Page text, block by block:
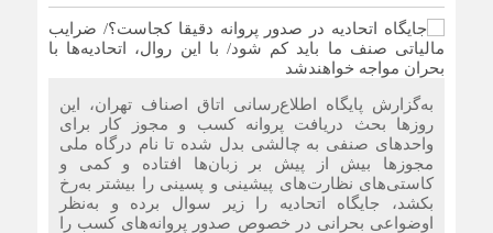
به‌گزارش پایگاه اطلاع‌رسانی اتاق اصناف تهران، این
روزها بحث دریافت پروانه کسب و مجوز کار برای
واحدهای صنفی به چالشی بدل شده تا نام درگاه ملی
مجوزها بیش از پیش بر زبان‌ها افتاده و کمی و
کاستی‌های نظارت‌های پیشینی و پسینی را بیشتر به‌رخ
بکشد، جایگاه اتحادیه را زیر سوال برده و به‌نظر
اوضواعی بحرانی در خصوص صدور پروانه‌های کسب را